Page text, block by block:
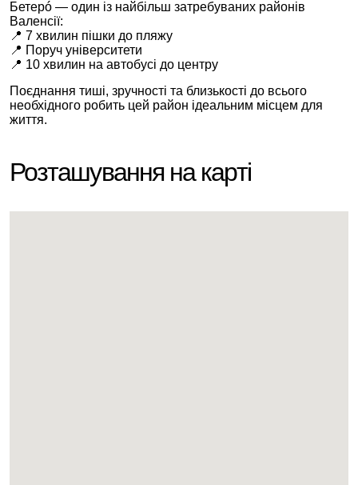
Бетерó — один із найбільш затребуваних районів
Валенсії:
📍 7 хвилин пішки до пляжу
📍 Поруч університети
📍 10 хвилин на автобусі до центру
Поєднання тиші, зручності та близькості до всього
необхідного робить цей район ідеальним місцем для
життя.
Розташування на карті